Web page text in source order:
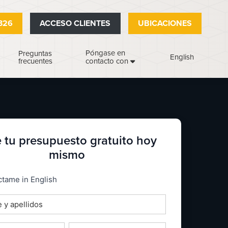
ACCESO CLIENTES UBICACIONES
Preguntas
frecuentes
Póngase en
contacto con
English
tu presupuesto gratuito hoy
mismo
in English